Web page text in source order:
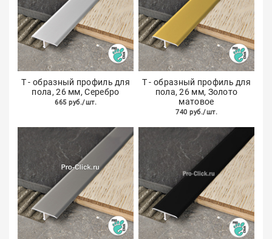
Т - образный профиль для
пола, 26 мм, Серебро
665 руб./шт.
Т - образный профиль для
пола, 26 мм, Золото
матовое
740 руб./шт.